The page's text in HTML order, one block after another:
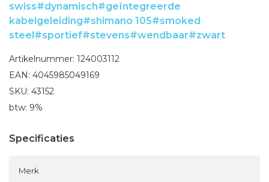
swiss#dynamisch#geïntegreerde
kabelgeleiding#shimano 105#smoked
steel #sportief#stevens#wendbaar#zwart
Artikelnummer: 124003112
EAN: 4045985049169
SKU: 43152
btw: 9%
Specificaties
Merk